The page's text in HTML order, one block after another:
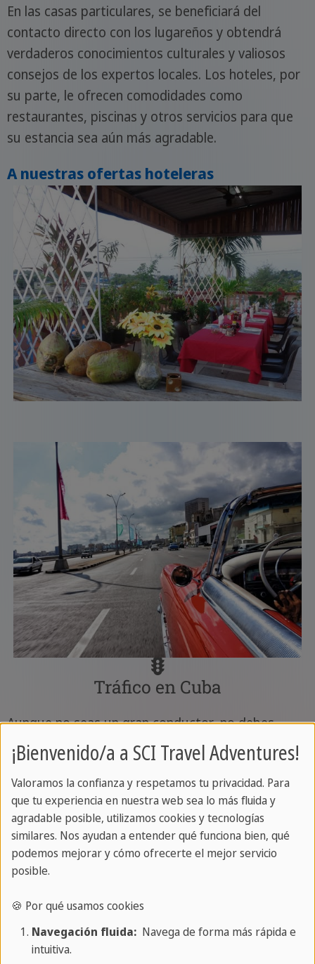
En las casas particulares, se beneficiará del
contacto directo con los lugareños y obtendrá
verdaderos conocimientos culturales y valiosos
consejos de los expertos locales. Los hoteles, por
su parte, le ofrecen comodidades como
restaurantes, piscinas y otros servicios para que
su estancia sea aún más agradable.
A nuestras ofertas hoteleras
Tráfico en Cuba
Aunque no seas un gran conductor, no debes
preocuparte por viajar por Cuba en un coche de
alquiler. El tráfico en Cuba es muy diferente al de
Europa: ni siquiera en las grandes ciudades hay
carreteras congestionadas, atascos o falta de
aparcamientos, y mucho menos en hora punta.
En las carreteras cubanas se comparte la calzada
con ciclistas, peatones e incluso carros tirados por
caballos y burros, pero hay espacio suficiente para
todos. En el este, las carreteras a veces pueden
ser irregulares, por lo que es importante disponer
¡Bienvenido/a a SCI Travel Adventures!
Valoramos la confianza y respetamos tu privacidad. Para
que tu experiencia en nuestra web sea lo más fluida y
agradable posible, utilizamos cookies y tecnologías
similares. Nos ayudan a entender qué funciona bien, qué
podemos mejorar y cómo ofrecerte el mejor servicio
posible.
🍪 Por qué usamos cookies
Navegación fluida:Navega de forma más rápida e
intuitiva.